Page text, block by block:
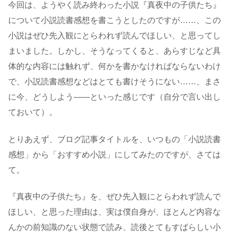
今回は、ようやく読み終わった小説『真夜中の子供たち』
について小説読書感想を書こうとしたのですが……、この
小説はぜひ先入観にとらわれず読んでほしい、と思ってし
まいました。しかし、そうなってくると、あらすじなど具
体的な内容には触れず、何かを書かなければならないわけ
で、小説読書感想などはとても書けそうにない……、まさ
に今、どうしよう――といった感じです（自分で言い出し
ておいて）。
とりあえず、ブログ記事タイトルを、いつもの「小説読書
感想」から「おすすめ小説」にしてみたのですが、さては
て。
『真夜中の子供たち』を、ぜひ先入観にとらわれず読んで
ほしい、と思った理由は、実は僕自身が、ほとんど内容な
んかの前知識のない状態で読み、読後とてもすばらしい小